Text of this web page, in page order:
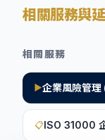
相關服務與
相關服務
▶企業風險管理
📋ISO 31000